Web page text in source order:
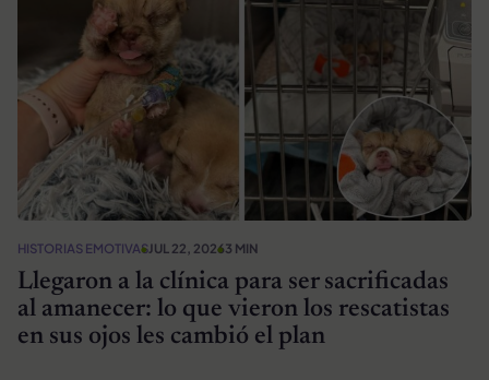
HISTORIAS EMOTIVASJUL 22, 20263 MIN
Llegaron a la clínica para ser sacrificadas
al amanecer: lo que vieron los rescatistas
en sus ojos les cambió el plan